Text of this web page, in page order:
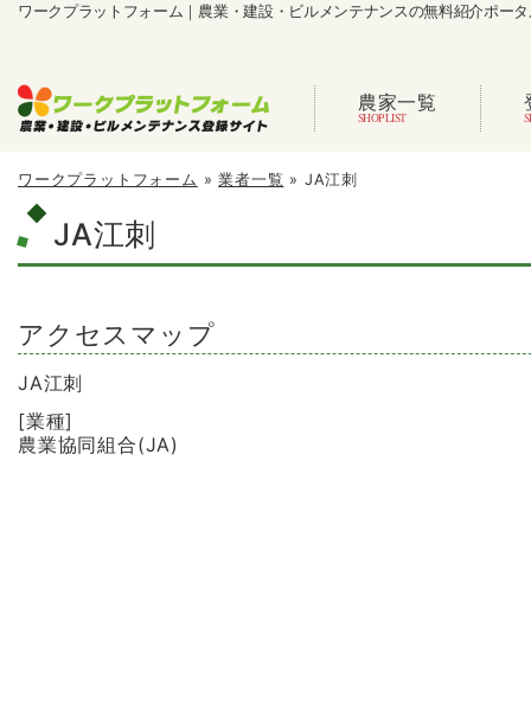
ワークプラットフォーム｜農業・建設・ビルメンテナンスの無料紹介ポー
農家一覧
ワークプラットフォーム »業者一覧 » JA江刺
JA江刺
アクセスマップ
JA江刺
[業種]
農業協同組合(JA)